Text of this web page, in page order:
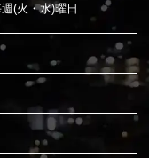
(火・水)曜日